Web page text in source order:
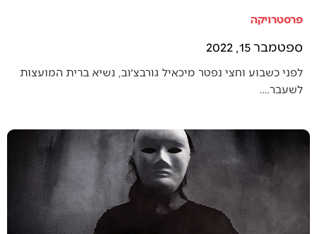
פרסטרויקה
ספטמבר 15, 2022
לפני כשבוע וחצי נפטר מיכאיל גורבצ׳וב, נשיא ברית המועצות
לשעבר.…